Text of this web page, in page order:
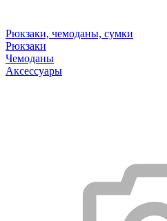
Рюкзаки, чемоданы, сумки
Рюкзаки
Чемоданы
Аксессуары